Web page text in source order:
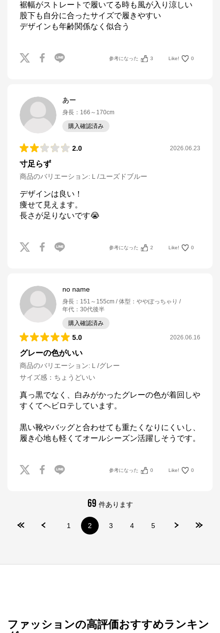
裾幅がストレートで履いてる時も風が入り涼しい
股下も自分に合ったサイズで履きやすい
デザインも年齢関係なく似合う
参考になった 3 Like! 0
あー
身長 ： 166～170cm
購入確認済み
2.0 2026.06.23
寸足らず
商品のバリエーション: Ｌ/ユーズドブルー
デザインは良い！
痩せて見えます。
長さが足りないです😭
参考になった 2 Like! 0
no name
身長 ： 151～155cm 体型 ： ややぽっちゃり
年代 ： 30代後半
購入確認済み
5.0 2026.06.16
グレーの色がいい
商品のバリエーション: Ｌ/グレー
サイズ感 ： ちょうどいい
真っ黒でなく、白みがかったグレーの色が着回しや
すくてヘビロテしています。
黒い靴やバッグと合わせても重たくなりにくいし、
履き心地も軽くてオールシーズン活躍しそうです。
参考になった 0 Like! 0
69 件あります
1 2 3 4 5
ファッションの高評価おすすめランキン